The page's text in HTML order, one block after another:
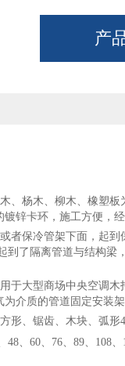
产
、杨木、柳木、橡塑
锌卡环，施工方便，经
者保冷管架下面，起
了隔离管道与结构
于大型商场中央空调
介质的管道固定安装架
形、锯齿、木块、弧形
、60、76、89、108、